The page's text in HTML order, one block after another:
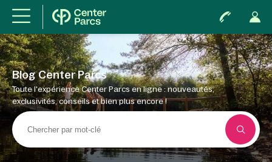
Blog Center Parcs
Toute l'expérience Center Parcs en ligne : nouveautés,
exclusivités, conseils et bien plus encore !